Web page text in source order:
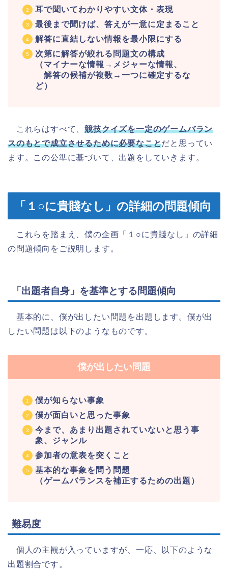
耳で聞いてわかりやすい文体・表現
最後まで聞けば、答えが一意に定まること
解答に直結しない情報を最小限にする
次第に解答が絞れる問題文の構成
（マイナーな情報→メジャーな情報、
解答の候補が複数→一つに確定するな
ど）
これらはすべて、競技クイズを一定のゲームバラン
スのもとで成立させるために必要なことだと思ってい
ます。この公準に基づいて、出題をしていきます。
「１○に貴賤なし」の詳細の問題傾向
これらを踏まえ、僕の企画「１○に貴賤なし」の詳細
の問題傾向をご説明します。
「出題者自身」を基準とする問題傾向
基本的に、僕が出したい問題を出題します。僕が出
したい問題は以下のようなものです。
僕が出したい問題
僕が知らない事象
僕が面白いと思った事象
今まで、あまり出題されていないと思う事
象、ジャンル
参加者の意表を突くこと
基本的な事象を問う問題
（ゲームバランスを補正するための出題）
難易度
個人の主観が入っていますが、一応、以下のような
出題割合です。